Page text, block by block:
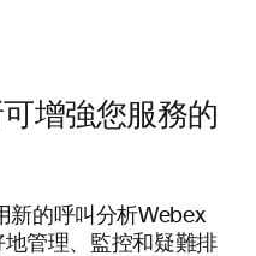
增強您服務的
新的呼叫分析Webex
管理、監控和疑難排